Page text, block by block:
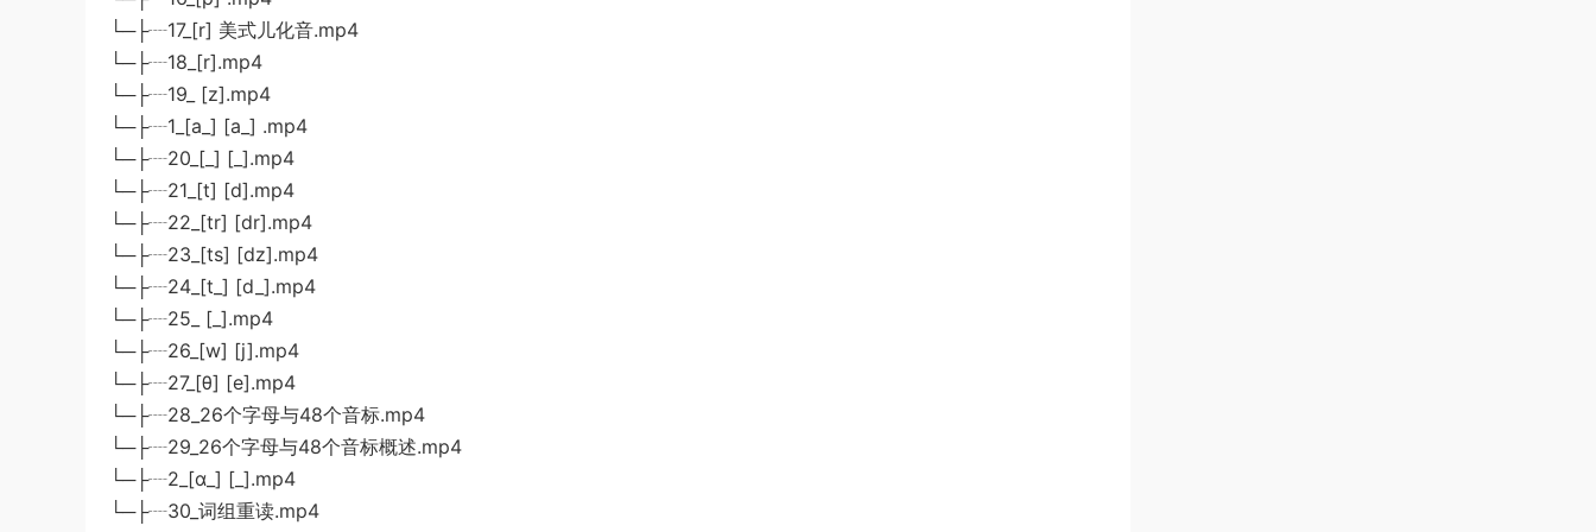
└─├┈17_[r] 美式儿化音.mp4
└─├┈18_[r].mp4
└─├┈19_ [z].mp4
└─├┈1_[a_] [a_] .mp4
└─├┈20_[_] [_].mp4
└─├┈21_[t] [d].mp4
└─├┈22_[tr] [dr].mp4
└─├┈23_[ts] [dz].mp4
└─├┈24_[t_] [d_].mp4
└─├┈25_ [_].mp4
└─├┈26_[w] [j].mp4
└─├┈27_[θ] [e].mp4
└─├┈28_26个字母与48个音标.mp4
└─├┈29_26个字母与48个音标概述.mp4
└─├┈2_[ɑ_] [_].mp4
└─├┈30_词组重读.mp4